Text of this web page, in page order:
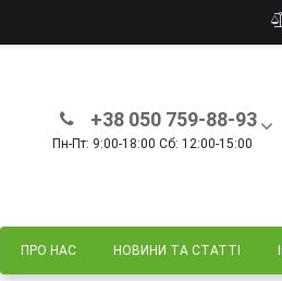
+38 050 759-88-93
Пн-Пт: 9:00-18:00 Сб: 12:00-15:00
ПРО НАС НОВИНИ ТА СТАТТІ